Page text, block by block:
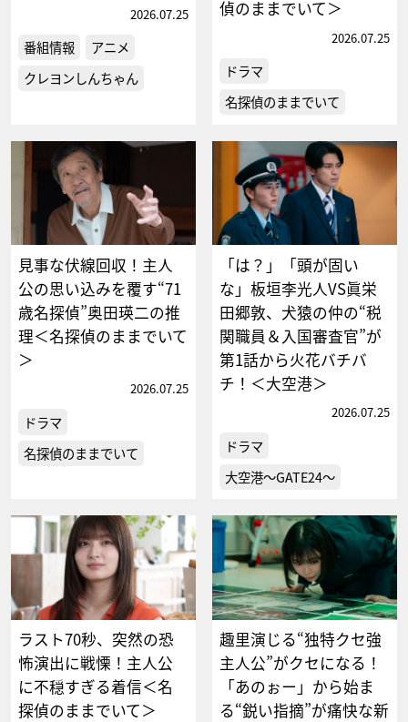
2026.07.25
番組情報
アニメ
クレヨンしんちゃん
偵のままでいて＞
2026.07.25
ドラマ
名探偵のままでいて
見事な伏線回収！主人
公の思い込みを覆す“71
歳名探偵”奥田瑛二の推
理＜名探偵のままでいて
＞
2026.07.25
ドラマ
名探偵のままでいて
「は？」「頭が固い
な」板垣李光人VS眞栄
田郷敦、犬猿の仲の“税
関職員＆入国審査官”が
第1話から火花バチバ
チ！＜大空港＞
2026.07.25
ドラマ
大空港～GATE24～
ラスト70秒、突然の恐
怖演出に戦慄！主人公
に不穏すぎる着信＜名
探偵のままでいて＞
趣里演じる“独特クセ強
主人公”がクセになる！
「あのぉー」から始ま
る“鋭い指摘”が痛快な新